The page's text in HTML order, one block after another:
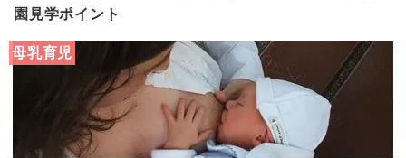
園見学ポイント
母乳育児